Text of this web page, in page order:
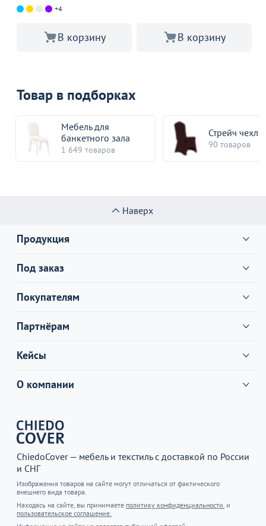
+4
В корзину В корзину
Товар в подборках
Мебель для
банкетного зала
1 649 товаров
Стрейч чехлы
90 товаров
Наверх
Продукция
Под заказ
Покупателям
Партнёрам
Кейсы
О компании
ChiedoCover — мебель и текстиль с доставкой по России
и СНГ
Изображения товаров на сайте могут отличаться от фактического
внешнего вида товара.
Находясь на сайте, вы принимаете политику конфиденциальности. и
пользовательское соглашение.